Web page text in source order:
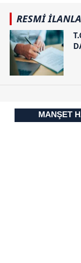
RESMİ
MANŞET